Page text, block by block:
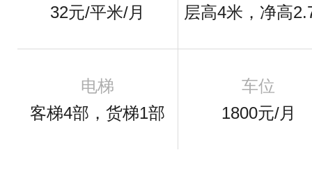
32元/平米/月
层高4米，净高
电梯
客梯4部，货梯1部
车位
1800元/月